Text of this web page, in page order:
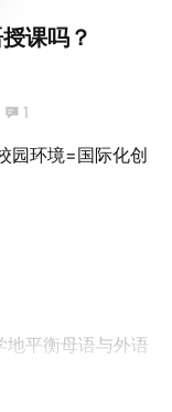
课吗？
1
园环境=国际化创
地平衡母语与外语